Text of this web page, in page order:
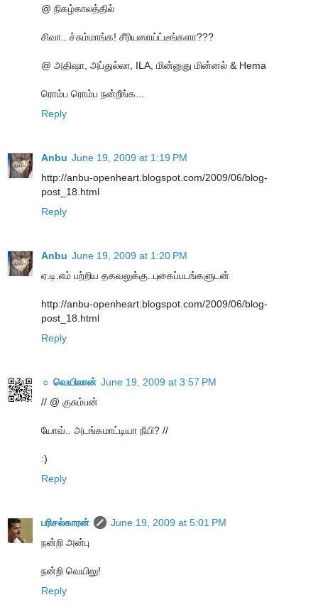
@ நிகழ்காலத்தில்
சிவா.. ச்சும்மாங்க! சீரியஸாய்ட்டீங்களா???
@ அதிஷா, அப்துல்லா, ILA, மின்னுது மின்னல் & Hema
ரொம்ப ரொம்ப நன்றீங்க...
Reply
Anbu June 19, 2009 at 1:19 PM
http://anbu-openheart.blogspot.com/2009/06/blog-
post_18.html
Reply
Anbu June 19, 2009 at 1:20 PM
ஏ.டி.எம் பற்றிய தகவலுக்கு..புகைப்படங்களுடன்
http://anbu-openheart.blogspot.com/2009/06/blog-
post_18.html
Reply
☼ வெயிலான் June 19, 2009 at 3:57 PM
// @ குசும்பன்
யோவ்.. அடங்கமாட்டியா நீயி? //
:)
Reply
பரிசல்காரன்
June 19, 2009 at 5:01 PM
நன்றி அன்பு
நன்றி வெயிலு!
Reply